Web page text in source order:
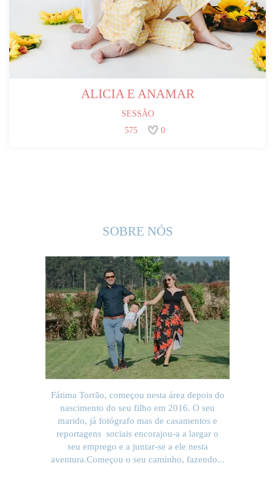
ALICIA E ANAMAR
SESSÃO
575
0
SOBRE NÓS
Fátima Torrão, começou nesta área depois do
nascimento do seu filho em 2016. O seu
marido, já fotógrafo mas de casamentos e
reportagens sociais encorajou-a a largar o
seu emprego e a juntar-se a ele nesta
aventura.Começou o seu caminho, fazendo...